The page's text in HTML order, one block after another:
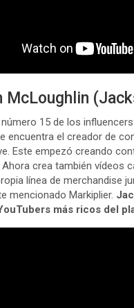
McLoughlin
15 de los
encuentra el creador de
Este empezó creando
crea también vídeos
línea de merchandise
mencionado Markiplier.
más ricos del